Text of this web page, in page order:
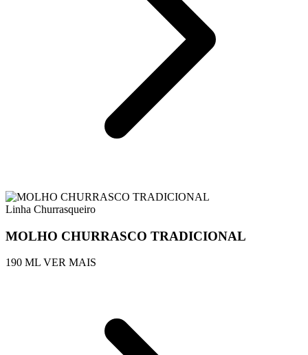
Linha Churrasqueiro
MOLHO CHURRASCO TRADICIONAL
190 ML VER MAIS